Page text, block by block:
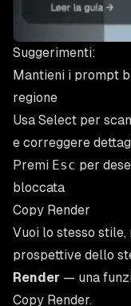
Suggerimenti:
Mantieni i prompt
regione
Usa Select per
e correggere
Premi Esc per
bloccata
Copy Render
Vuoi lo stesso
prospettive dello
Render — una
Copy Render.